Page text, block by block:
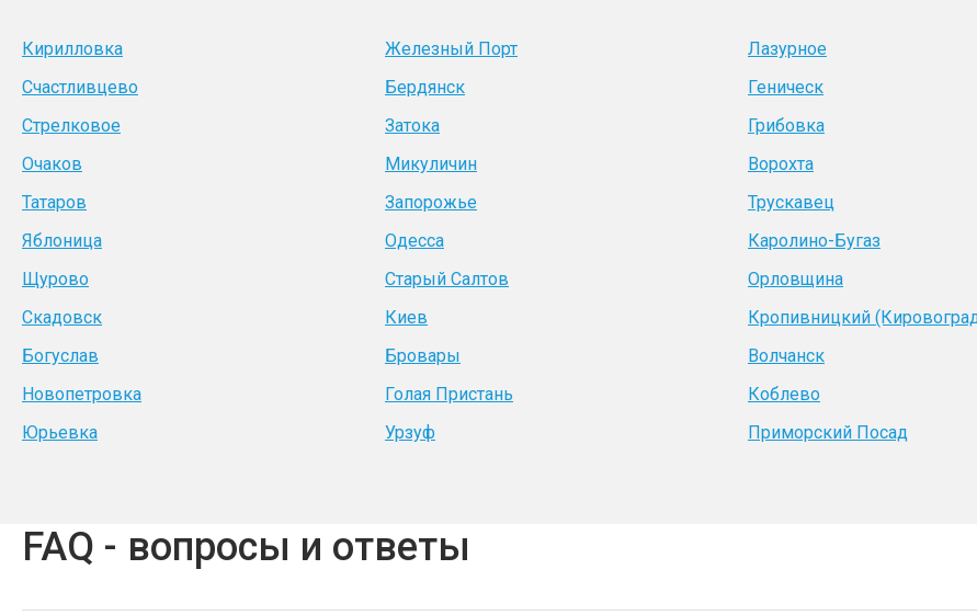
Кирилловка Железный Порт Лазурное
Счастливцево
Бердянск Геническ
Стрелковое
Затока Грибовка
Очаков
Микуличин Ворохта
Татаров
Запорожье Трускавец
Яблоница
Одесса Каролино-Бугаз
Щурово
Старый Салтов Орловщина
Скадовск
Киев Кропивницкий
Богуслав
Бровары Волчанск
Новопетровка
Голая Пристань Коблево
Юрьевка
Урзуф Приморский Посад
FAQ - вопросы и ответы